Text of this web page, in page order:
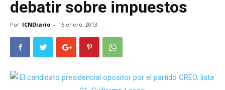
debatir sobre impuestos
Por ICNDiario - 16 enero, 2013